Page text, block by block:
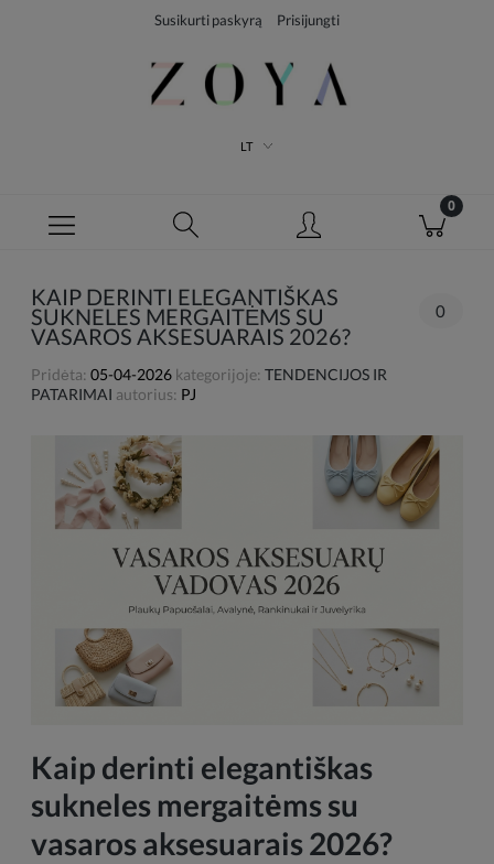
Susikurti paskyrą Prisijungti
LT
KAIP DERINTI ELEGANTIŠKAS
SUKNELES MERGAITĖMS SU
VASAROS AKSESUARAIS 2026?
0
Pridėta: 05-04-2026 kategorijoje: TENDENCIJOS IR
PATARIMAI autorius: PJ
Kaip derinti elegantiškas
sukneles mergaitėms su
vasaros aksesuarais 2026?